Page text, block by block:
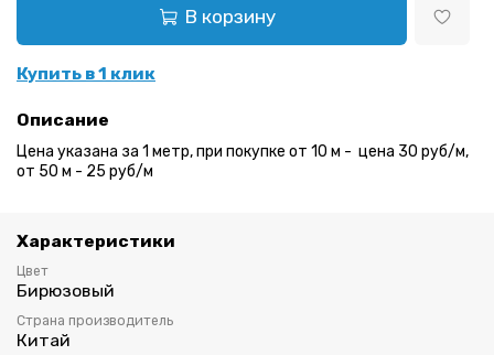
В корзину
Купить в 1 клик
Описание
Цена указана за 1 метр, при покупке от 10 м - цена 30 руб/м,
от 50 м - 25 руб/м
Характеристики
Цвет
Бирюзовый
Страна производитель
Китай